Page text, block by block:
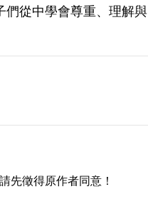
從中學會尊重、理解與
先徵得原作者同意！